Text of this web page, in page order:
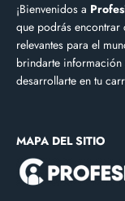
¡Bienvenidos a
que podrás
relevantes para el
brindarte información
desarrollarte en tu
MAPA DEL SITIO